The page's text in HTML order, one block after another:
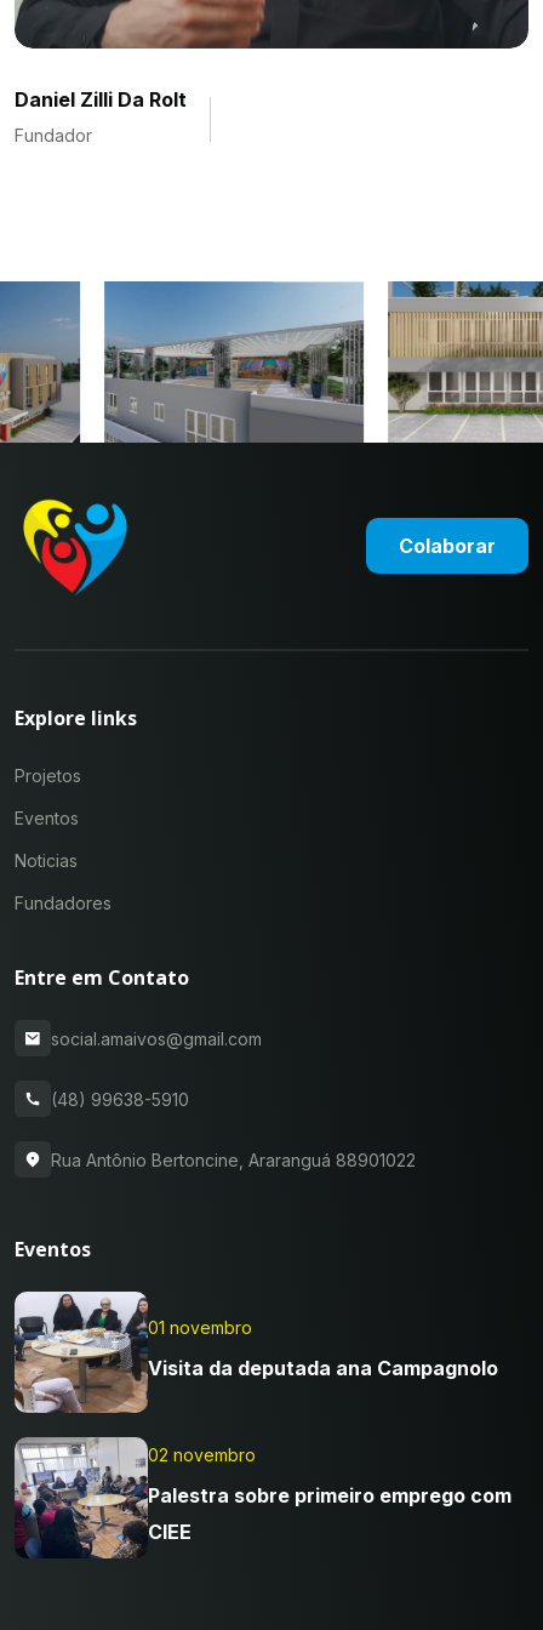
Daniel Zilli Da Rolt
Fundador
Colaborar
Explore links
Projetos
Eventos
Noticias
Fundadores
Entre em Contato
social.amaivos@gmail.com
(48) 99638-5910
Rua Antônio Bertoncine, Araranguá 88901022
Eventos
01 novembro
Visita da deputada ana Campagnolo
02 novembro
Palestra sobre primeiro emprego com
CIEE